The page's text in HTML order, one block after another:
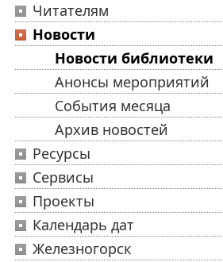
Читателям
Новости
Новости библиотеки
Анонсы мероприятий
События месяца
Архив новостей
Ресурсы
Сервисы
Проекты
Календарь дат
Железногорск